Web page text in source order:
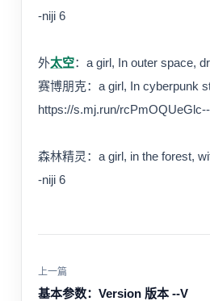
-niji 6
外太空：a girl, In outer space,
赛博朋克：a girl, In cyberpunk
https://s.mj.run/
森林精灵：a girl, in the forest,
-niji 6
上一篇
基本参数：Version 版本 --V